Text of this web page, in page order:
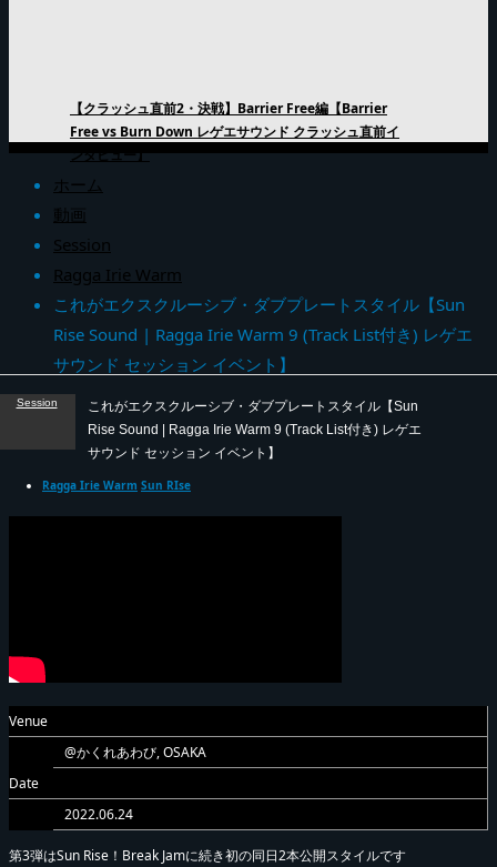
【クラッシュ直前2・決戦】Barrier Free編【Barrier
Free vs Burn Down レゲエサウンド クラッシュ直前イ
ンタビュー】
ホーム
動画
Session
Ragga Irie Warm
これがエクスクルーシブ・ダブプレートスタイル【Sun
Rise Sound | Ragga Irie Warm 9 (Track List付き) レゲエ
サウンド セッション イベント】
Session
これがエクスクルーシブ・ダブプレートスタイル【Sun
Rise Sound | Ragga Irie Warm 9 (Track List付き) レゲエ
サウンド セッション イベント】
Ragga Irie Warm Sun RIse
Venue
@かくれあわび, OSAKA
Date
2022.06.24
第3弾はSun Rise！Break Jamに続き初の同日2本公開スタイルです